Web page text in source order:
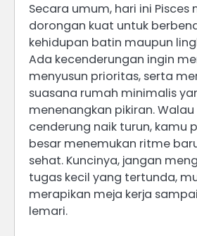
Secara umum, hari ini
dorongan kuat untuk
kehidupan batin maupun
Ada kecenderungan ingin
menyusun prioritas, serta
suasana rumah minimalis
menenangkan pikiran.
cenderung naik turun, kamu
besar menemukan ritme
sehat. Kuncinya, jangan
tugas kecil yang tertunda,
merapikan meja kerja
lemari.